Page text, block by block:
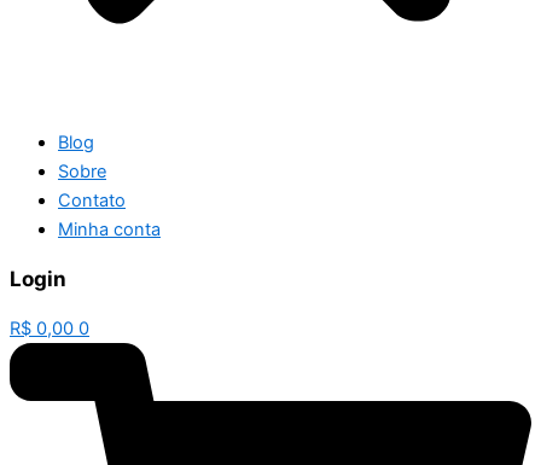
Blog
Sobre
Contato
Minha conta
Login
R$ 0,00 0